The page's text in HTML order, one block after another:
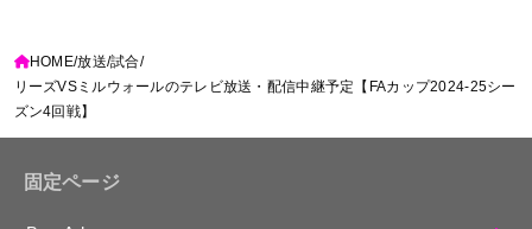
HOME 放送 試合
リーズVSミルウォールのテレビ放送・配信中継予定【FAカップ2024-25シー
ズン4回戦】
固定ページ